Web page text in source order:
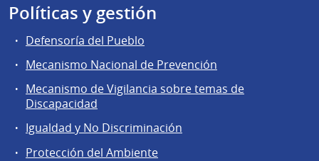
Políticas y gestión
Defensoría del Pueblo
Mecanismo Nacional de Prevención
Mecanismo de Vigilancia sobre temas de
Discapacidad
Igualdad y No Discriminación
Protección del Ambiente